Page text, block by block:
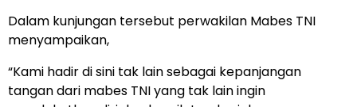
Dalam kunjungan tersebut perwakilan Mabes TNI
menyampaikan,
“Kami hadir di sini tak lain sebagai kepanjangan
tangan dari mabes TNI yang tak lain ingin